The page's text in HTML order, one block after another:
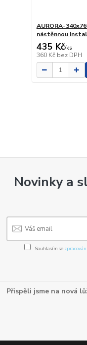
AURORA-
nástěnnou
435 Kč/ks
360 Kč bez DPH
Novinky a
Souhlasím se
Přispěli jsme na nová